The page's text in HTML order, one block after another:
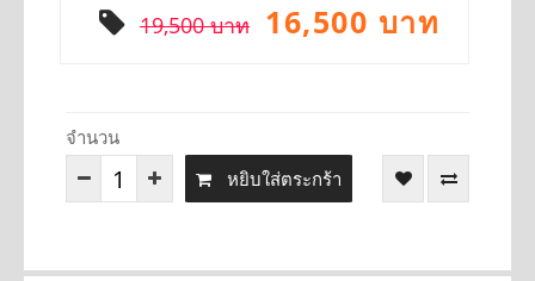
19,500 บาท 16,500 บาท
จำนวน
หยิบใส่ตระกร้า